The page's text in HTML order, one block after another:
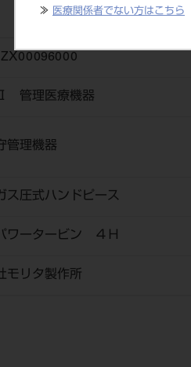
≫ 医療関係者でない方はこちら
管理医療機器
管理機器
ス圧式ハンドピース
ワータービン ４Ｈ
モリタ製作所